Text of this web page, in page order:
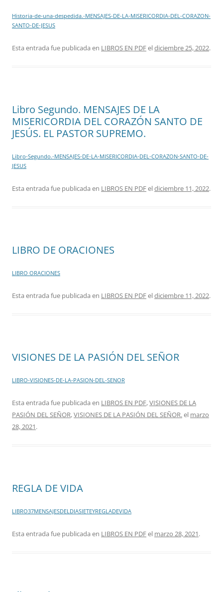
Historia-de-una-despedida.-MENSAJES-DE-LA-MISERICORDIA-DEL-CORAZON-
SANTO-DE-JESUS
Esta entrada fue publicada en LIBROS EN PDFeldiciembre 25, 2022.
Libro Segundo. MENSAJES DE LA
MISERICORDIA DEL CORAZÓN SANTO DE
JESÚS. EL PASTOR SUPREMO.
Libro-Segundo.-MENSAJES-DE-LA-MISERICORDIA-DEL-CORAZON-SANTO-DE-
JESUS
Esta entrada fue publicada en LIBROS EN PDFeldiciembre 11, 2022.
LIBRO DE ORACIONES
LIBRO ORACIONES
Esta entrada fue publicada en LIBROS EN PDFeldiciembre 11, 2022.
VISIONES DE LA PASIÓN DEL SEÑOR
LIBRO-VISIONES-DE-LA-PASION-DEL-SENOR
Esta entrada fue publicada en LIBROS EN PDF,VISIONES DE LA
PASIÓN DEL SEÑOR,VISIONES DE LA PASIÓN DEL SEÑOR.el marzo
28, 2021.
REGLA DE VIDA
LIBRO37MENSAJESDELDIASIETEYREGLADEVIDA
Esta entrada fue publicada en LIBROS EN PDFel marzo 28, 2021.